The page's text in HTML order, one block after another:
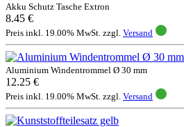
Akku Schutz Tasche Extron
8.45 €
Preis inkl. 19.00% MwSt. zzgl. Versand
Aluminium Windentrommel Ø 30 mm
12.25 €
Preis inkl. 19.00% MwSt. zzgl. Versand